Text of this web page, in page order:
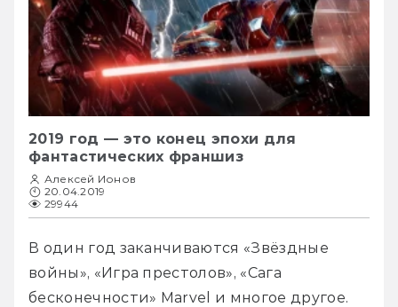
2019 год — это конец эпохи для
фантастических франшиз
Алексей Ионов
20.04.2019
29944
В один год заканчиваются «Звёздные
войны», «Игра престолов», «Сага
бесконечности» Marvel и многое другое.